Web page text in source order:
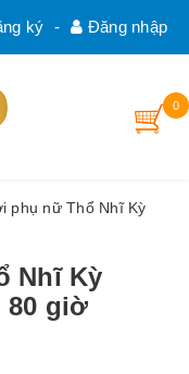
Đăng nhập
-
ký
0
phụ nữ Thổ Nhĩ Kỳ
Nhĩ Kỳ
80 giờ